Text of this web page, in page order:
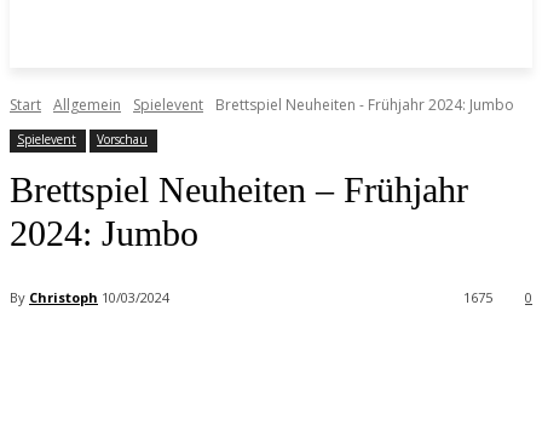
Start Allgemein Spielevent Brettspiel Neuheiten - Frühjahr 2024: Jumbo
Spielevent Vorschau
Brettspiel Neuheiten – Frühjahr
2024: Jumbo
By Christoph 10/03/2024 0
1675